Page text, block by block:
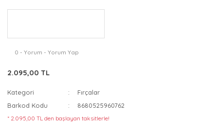
0 - Yorum - Yorum Yap
2.095,00 TL
Kategori
Fırçalar
Barkod Kodu
8680525960762
* 2.095,00 TL den başlayan taksitlerle!